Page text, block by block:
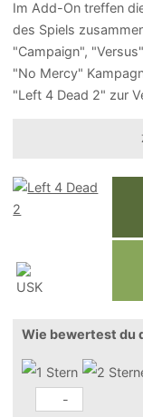
Im Add-On treffen
des Spiels
"Campaign",
"No Mercy"
"Left 4 Dead 2" zur
Wie bewertest du
-